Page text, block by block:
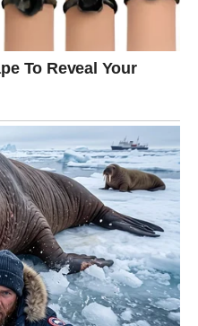
raspoloženje
čuti nešto što će ih
novcem ili osobom koja
optimističnije gledati na
stvari konačno
vjeru u